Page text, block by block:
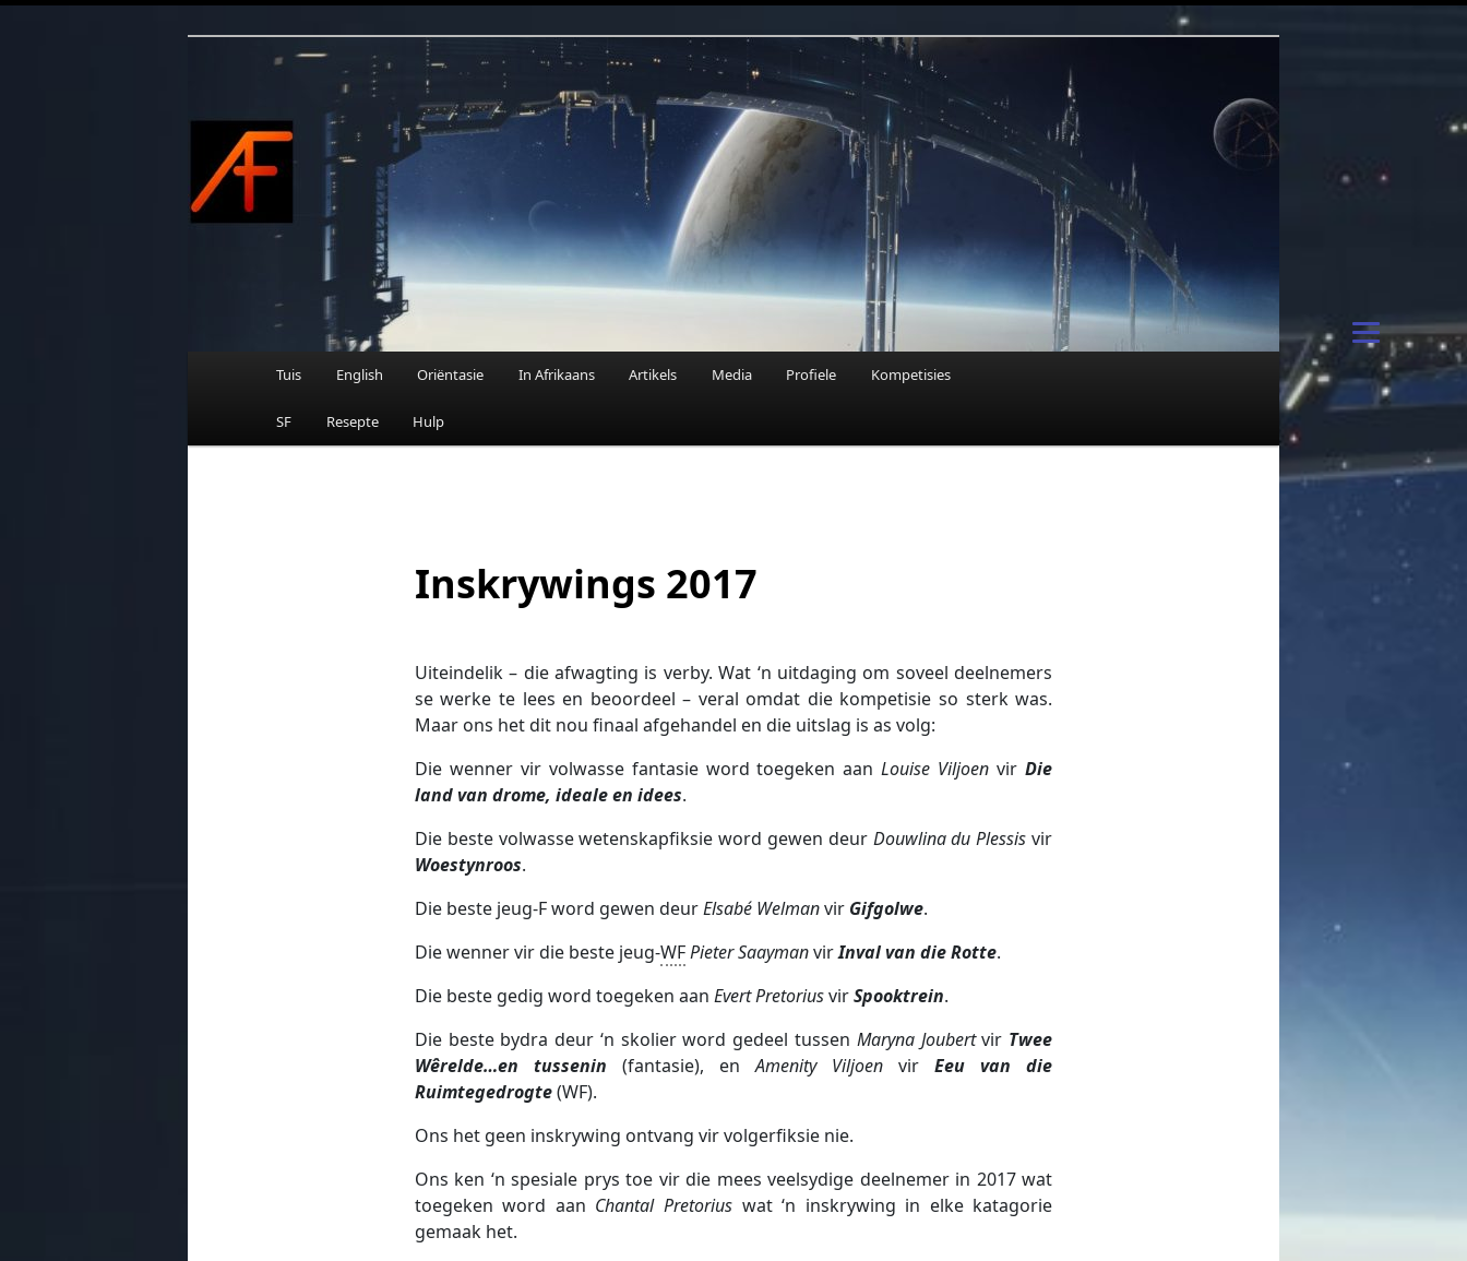
AFRIFIKSIE
Afrikaanse Wetenskapfiksie en Fantasie
Tuis English Oriëntasie In Afrikaans Artikels Media Profiele Kompetisies
SF Resepte Hulp
Inskrywings 2017
Uiteindelik – die afwagting is verby. Wat ‘n uitdaging om soveel deelnemers
se werke te lees en beoordeel – veral omdat die kompetisie so sterk was.
Maar ons het dit nou finaal afgehandel en die uitslag is as volg:
Die wenner vir volwasse fantasie word toegeken aanLouise Viljoen virDie
land van drome, ideale en idees.
Die beste volwasse wetenskapfiksie word gewen deur Douwlina du Plessis vir
Woestynroos.
Die beste jeug-F word gewen deurElsabé Welmanvir Gifgolwe.
Die wenner vir die beste jeug-WFPieter SaaymanvirInval van die Rotte.
Die beste gedig word toegeken aan Evert PretoriusvirSpooktrein.
Die beste bydra deur ‘n skolier word gedeel tussen Maryna Joubertvir Twee
Wêrelde…en tussenin (fantasie), enAmenity Viljoen virEeu van die
Ruimtegedrogte(WF).
Ons het geen inskrywing ontvang vir volgerfiksie nie.
Ons ken ‘n spesiale prys toe vir die mees veelsydige deelnemer in 2017 wat
toegeken word aan Chantal Pretoriuswat ‘n inskrywing in elke katagorie
gemaak het.